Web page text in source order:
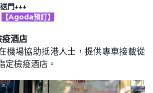
門↓↓↓
【Agoda預訂】
疫酒店
機場協助抵港人士，提供專車接載從
定檢疫酒店。